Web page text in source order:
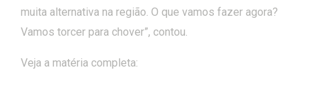
muita alternativa na região. O que vamos fazer agora?
Vamos torcer para chover”, contou.
Veja a matéria completa: